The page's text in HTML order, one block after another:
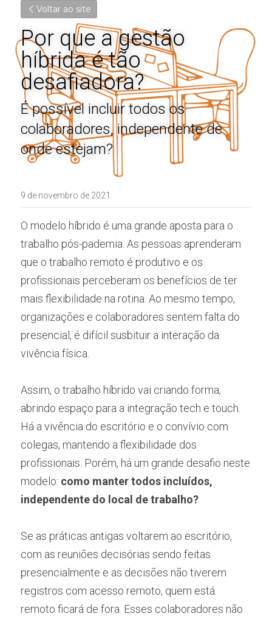
Voltar ao site
Por que a gestão
híbrida é tão
desafiadora?
É possível incluir todos os
colaboradores, independente de
onde estejam?
9 de novembro de 2021
O modelo híbrido é uma grande aposta para o
trabalho pós-pademia. As pessoas aprenderam
que o trabalho remoto é produtivo e os
profissionais perceberam os benefícios de ter
mais flexibilidade na rotina. Ao mesmo tempo,
organizações e colaboradores sentem falta do
presencial, é difícil susbituir a interação da
vivência física.
Assim, o trabalho híbrido vai criando forma,
abrindo espaço para a integração tech e touch.
Há a vivência do escritório e o convívio com
colegas, mantendo a flexibilidade dos
profissionais. Porém, há um grande desafio neste
modelo: como manter todos incluídos,
independente do local de trabalho?
Se as práticas antigas voltarem ao escritório,
com as reuniões decisórias sendo feitas
presencialmente e as decisões não tiverem
registros com acesso remoto, quem está
remoto ficará de fora. Esses colaboradores não